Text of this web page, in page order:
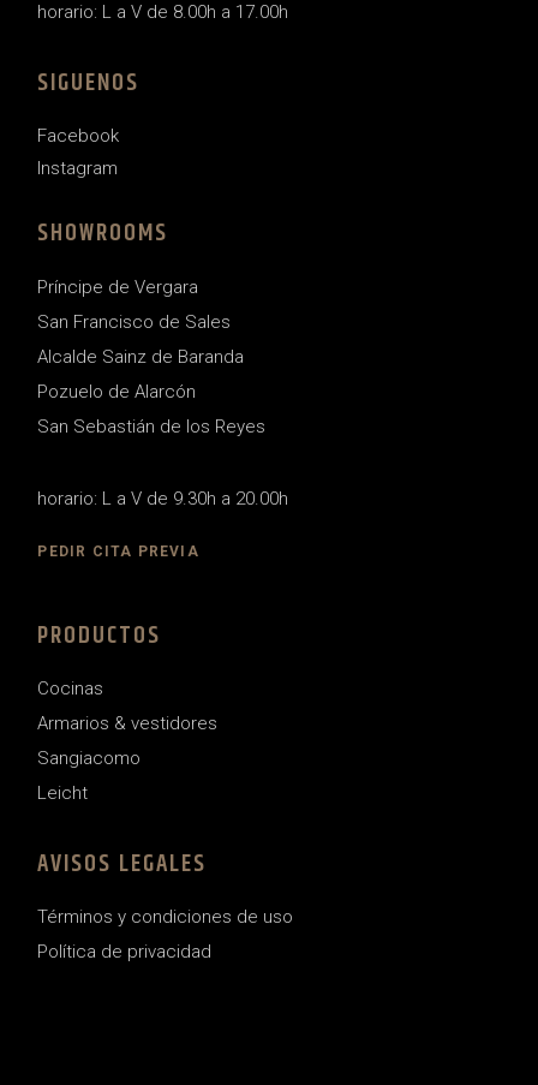
horario: L a V de 8.00h a 17.00h
SIGUENOS
Facebook
Instagram
SHOWROOMS
Príncipe de Vergara
San Francisco de Sales
Alcalde Sainz de Baranda
Pozuelo de Alarcón
San Sebastián de los Reyes
horario: L a V de 9.30h a 20.00h
PEDIR CITA PREVIA
PRODUCTOS
Cocinas
Armarios & vestidores
Sangiacomo
Leicht
AVISOS LEGALES
Términos y condiciones de uso
Política de privacidad